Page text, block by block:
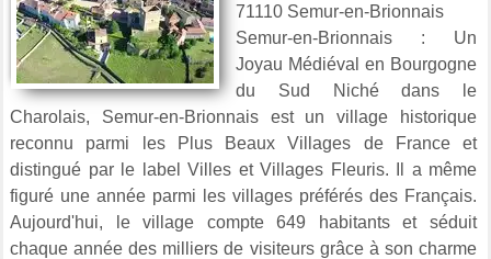
71110 Semur-en-Brionnais
Semur-en-Brionnais : Un
Joyau Médiéval en Bourgogne
du Sud Niché dans le
Charolais, Semur-en-Brionnais est un village historique
reconnu parmi les Plus Beaux Villages de France et
distingué par le label Villes et Villages Fleuris. Il a même
figuré une année parmi les villages préférés des Français.
Aujourd'hui, le village compte 649 habitants et séduit
chaque année des milliers de visiteurs grâce à son charme